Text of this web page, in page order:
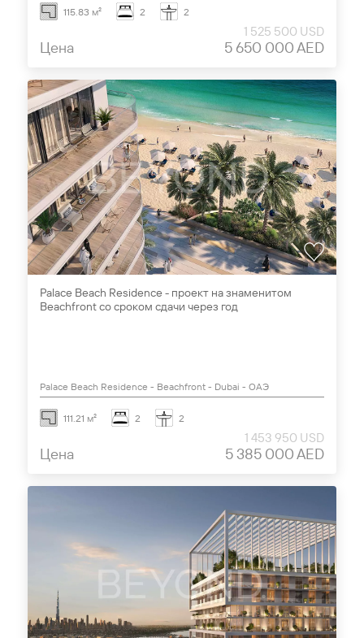
115.83 м² 2 2
Цена
1 525 500 USD
5 650 000 AED
Palace Beach Residence - проект на знаменитом
Beachfront со сроком сдачи через год
Palace Beach Residence - Beachfront - Dubai - ОАЭ
111.21 м² 2 2
Цена
1 453 950 USD
5 385 000 AED